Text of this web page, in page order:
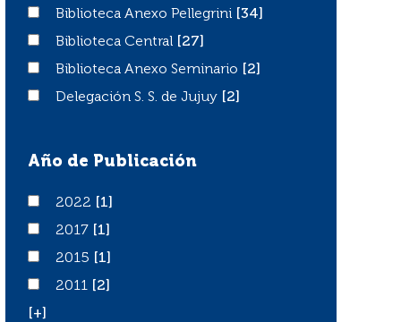
Biblioteca Anexo Pellegrini
Biblioteca Anexo Pellegrini
[34]
Biblioteca Central
Biblioteca Central
[27]
Biblioteca Anexo Seminario
Biblioteca Anexo Seminario
[2]
Delegación S. S. de Jujuy
Delegación S. S. de Jujuy [2]
Año de Publicación
20222022
[1]
20172017
[1]
20152015
[1]
20112011
[2]
[+]